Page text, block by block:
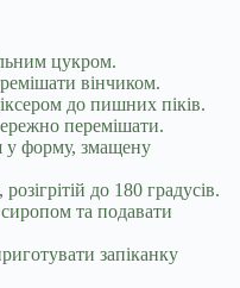
цукром.
вінчиком.
до пишних піків.
перемішати.
у форму, змащену
до 180 градусів.
та подавати
запіканку